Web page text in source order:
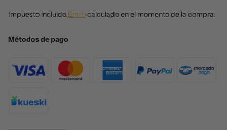
Impuesto incluido.Envíocalculado en el momento de la compra.
Métodos de pago